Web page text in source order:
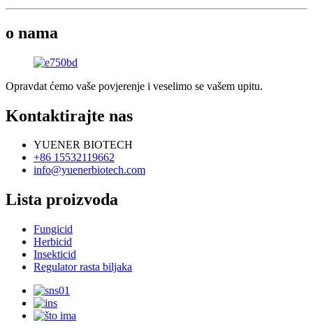
o nama
Opravdat ćemo vaše povjerenje i veselimo se vašem upitu.
Kontaktirajte nas
YUENER BIOTECH
+86 15532119662
info@yuenerbiotech.com
Lista proizvoda
Fungicid
Herbicid
Insekticid
Regulator rasta biljaka